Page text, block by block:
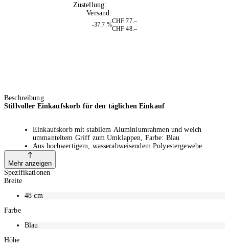
Zustellung:
Versand:
-37.7 %
CHF 77.–
CHF 48.–
Beschreibung
Stillvoller Einkaufskorb für den täglichen Einkauf
Einkaufskorb mit stabilem Aluminiumrahmen und weich
ummanteltem Griff zum Umklappen, Farbe: Blau
Aus hochwertigem, wasserabweisendem Polyestergewebe
Kann bei Bedarf flach zusammengelegt werden
Verfügt über 1 Innentasche mit Reissverschluss
Volumen: 22 l
Amfori BSCI
Die amfori Business Social Compliance Initiative [amfori BSCI,
Programm des wirtschaftsnahen Verbandes amfori zur Verbesserung der
Mehr anzeigen
Spezifikationen
Breite
48cm
Farbe
Blau
Höhe